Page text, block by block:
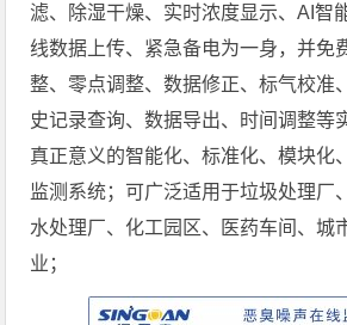
滤、除湿干燥、实时浓度显示、AI智
线数据上传、紧急备电为一身，并免
整、零点调整、数据修正、标气校准
史记录查询、数据导出、时间调整等
真正意义的智能化、标准化、模块化
监测系统；可广泛适用于垃圾处理厂
水处理厂、化工园区、医药车间、城
业；